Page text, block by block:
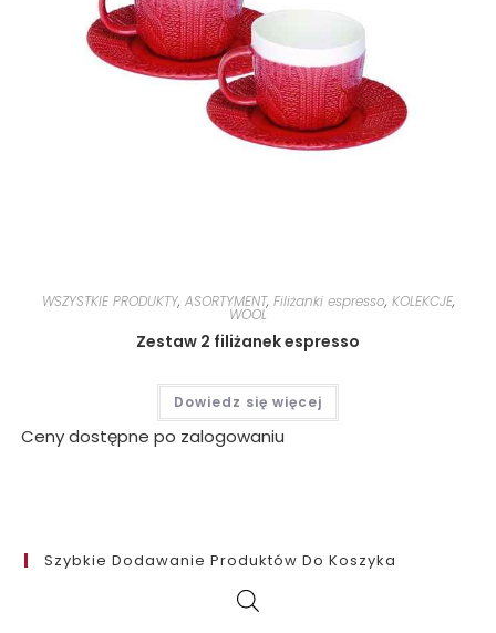
WSZYSTKIE PRODUKTY, ASORTYMENT, Filiżanki espresso, KOLEKCJE,
WOOL
Zestaw 2 filiżanek espresso
Dowiedz się więcej
Ceny dostępne po zalogowaniu
Szybkie Dodawanie Produktów Do Koszyka